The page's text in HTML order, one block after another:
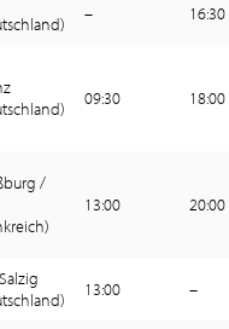
– 16:30
09:30 18:00
/
13:00 20:00
13:00 –